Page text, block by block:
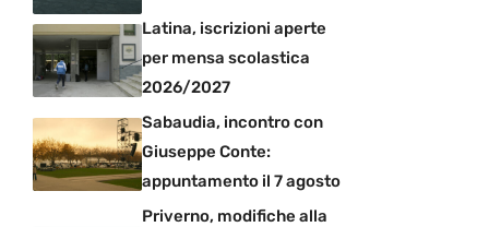
Latina, iscrizioni aperte
per mensa scolastica
2026/2027
Sabaudia, incontro con
Giuseppe Conte:
appuntamento il 7 agosto
Priverno, modifiche alla